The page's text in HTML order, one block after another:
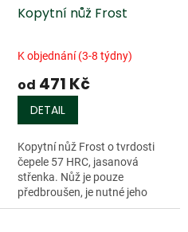
Kopytní nůž Frost
K objednání (3-8 týdny)
od 471 Kč
DETAIL
Kopytní nůž Frost o tvrdosti
čepele 57 HRC, jasanová
střenka. Nůž je pouze
předbroušen, je nutné jeho
dobroušení a obtažení....